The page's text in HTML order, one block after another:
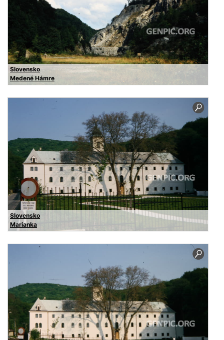
Slovensko
Medené Hámre
Slovensko
Marianka